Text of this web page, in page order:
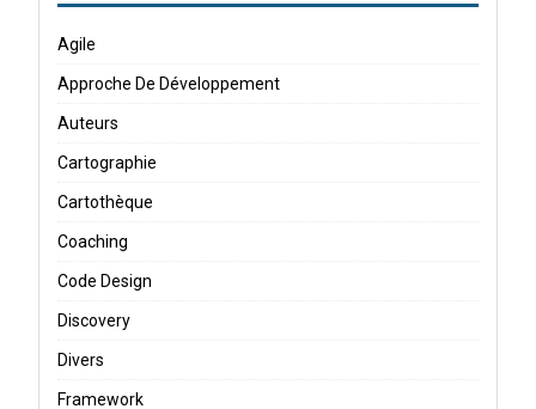
Agile
Approche De Développement
Auteurs
Cartographie
Cartothèque
Coaching
Code Design
Discovery
Divers
Framework